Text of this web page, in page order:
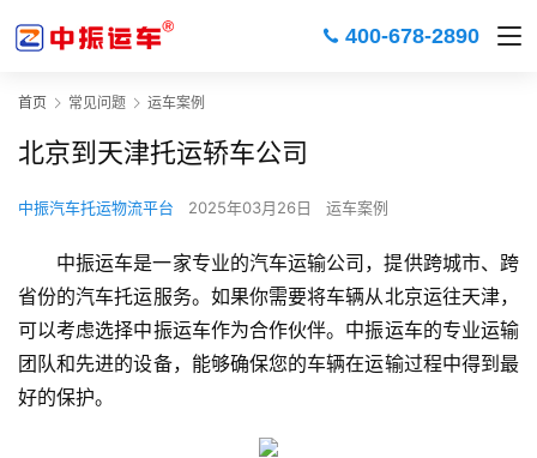
400-678-2890
首页 常见问题 运车案例
北京到天津托运轿车公司
中振汽车托运物流平台 2025年03月26日 运车案例
中振运车是一家专业的汽车运输公司，提供跨城市、跨
省份的汽车托运服务。如果你需要将车辆从北京运往天津，
可以考虑选择中振运车作为合作伙伴。中振运车的专业运输
团队和先进的设备，能够确保您的车辆在运输过程中得到最
好的保护。